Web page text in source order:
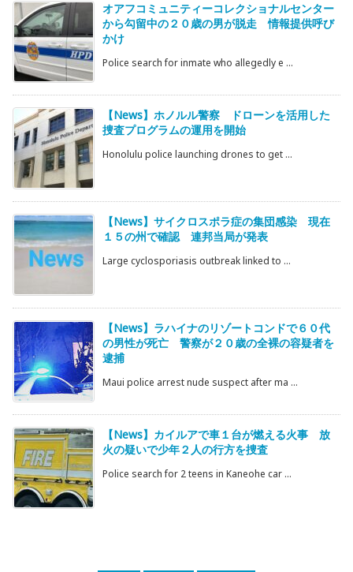
オアフコミュニティーコレクショナルセンター
から勾留中の２０歳の男が脱走 情報提供呼び
かけ
Police search for inmate who allegedly e ...
【News】ホノルル警察 ドローンを活用した
捜査プログラムの運用を開始
Honolulu police launching drones to get ...
【News】サイクロスポラ症の集団感染 現在
１５の州で確認 連邦当局が発表
Large cyclosporiasis outbreak linked to ...
【News】ラハイナのリゾートコンドで６０代
の男性が死亡 警察が２０歳の全裸の容疑者を
逮捕
Maui police arrest nude suspect after ma ...
【News】カイルアで車１台が燃える火事 放
火の疑いで少年２人の行方を捜査
Police search for 2 teens in Kaneohe car ...